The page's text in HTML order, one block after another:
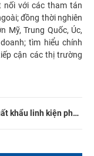
nối với các tham tán
đồng thời nghiên
Mỹ, Trung Quốc, Úc,
tìm hiểu chính
cận các thị trường
khẩu linh kiện phụ